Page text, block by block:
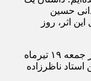
حسین
اثر، روز
این نمایش که تولید آکادمی آکتور است، از روز جمعه ۱۹ تیرماه
سالن استاد ناظرزاده